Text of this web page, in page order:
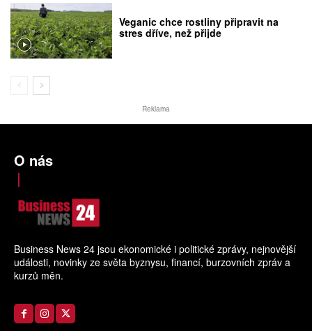
Veganic chce rostliny připravit na
stres dříve, než přijde
Reklama
O nás
Business News 24 jsou ekonomické i politické zprávy, nejnovější
události, novinky ze světa byznysu, financí, burzovních zpráv a
kurzů měn.